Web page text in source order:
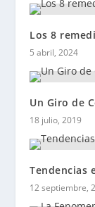
Los 8
5 abril, 2024
Un Giro de
18 julio, 2019
Tendencias
12 septiembre,